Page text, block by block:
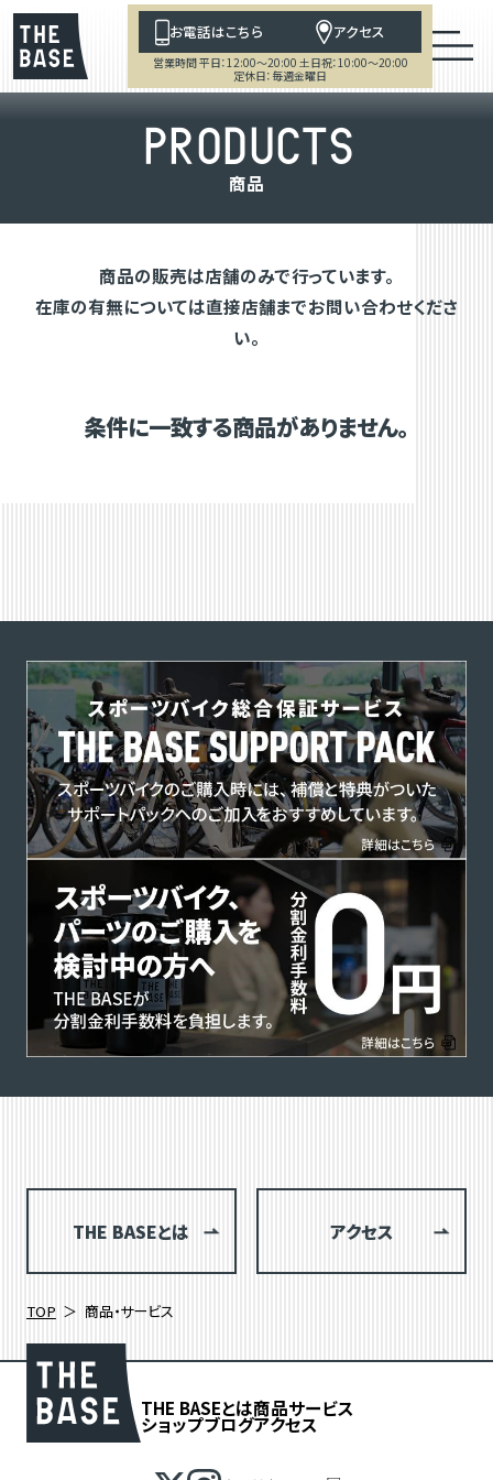
お電話はこちら アクセス
営業時間 平日：12:00～20:00 土日祝：10:00～20:00
定休日：毎週金曜日
PRODUCTS
商品
商品の販売は店舗のみで行っています。
在庫の有無については直接店舗までお問い合わせくださ
い。
条件に一致する商品がありません。
THE BASEとは アクセス
TOP 商品・サービス
THE BASEとは商品サービス
ショップブログアクセス